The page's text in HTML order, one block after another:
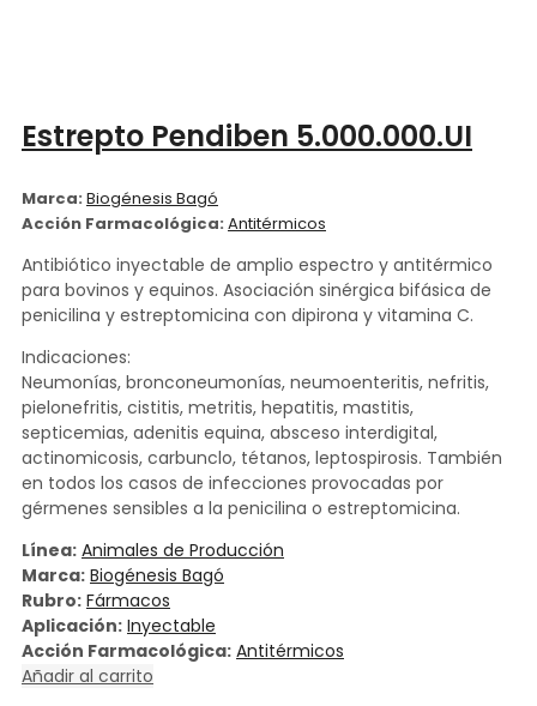
Estrepto Pendiben 5.000.000.UI
Marca: Biogénesis Bagó
Acción Farmacológica: Antitérmicos
Antibiótico inyectable de amplio espectro y antitérmico
para bovinos y equinos. Asociación sinérgica bifásica de
penicilina y estreptomicina con dipirona y vitamina C.
Indicaciones:
Neumonías, bronconeumonías, neumoenteritis, nefritis,
pielonefritis, cistitis, metritis, hepatitis, mastitis,
septicemias, adenitis equina, absceso interdigital,
actinomicosis, carbunclo, tétanos, leptospirosis. También
en todos los casos de infecciones provocadas por
gérmenes sensibles a la penicilina o estreptomicina.
Línea: Animales de Producción
Marca: Biogénesis Bagó
Rubro: Fármacos
Aplicación: Inyectable
Acción Farmacológica: Antitérmicos
Añadir al carrito